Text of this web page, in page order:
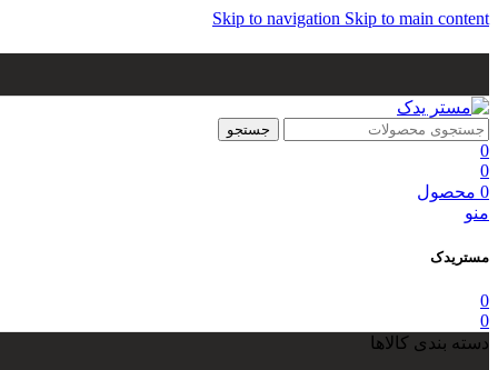
Skip to navigation Skip to main content
جستجو
0
0
0 محصول
منو
مستریدک
0
0
دسته بندی کالاها